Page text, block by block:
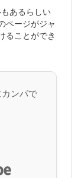
あるらしい
ページがジャ
ることができ
ンパで